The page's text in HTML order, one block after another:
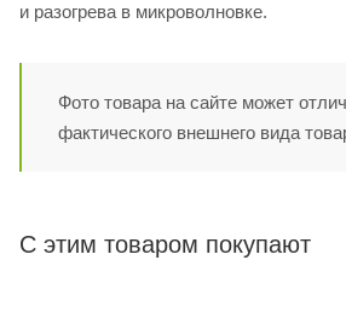
и разогрева в микроволновке.
Фото товара на сайте может
фактического внешнего вида
С этим товаром покупают